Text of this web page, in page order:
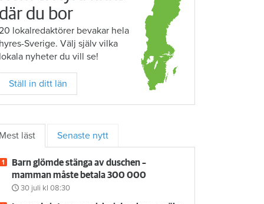
där du bor
lokalredaktörer bevakar hela
hyres-Sverige. Välj själv vilka
lokala nyheter du vill se!
Ställ in ditt län
Mest läst Senaste nytt
Barn glömde stänga av duschen –
mamman måste betala 300 000
30 juli kl 08:30